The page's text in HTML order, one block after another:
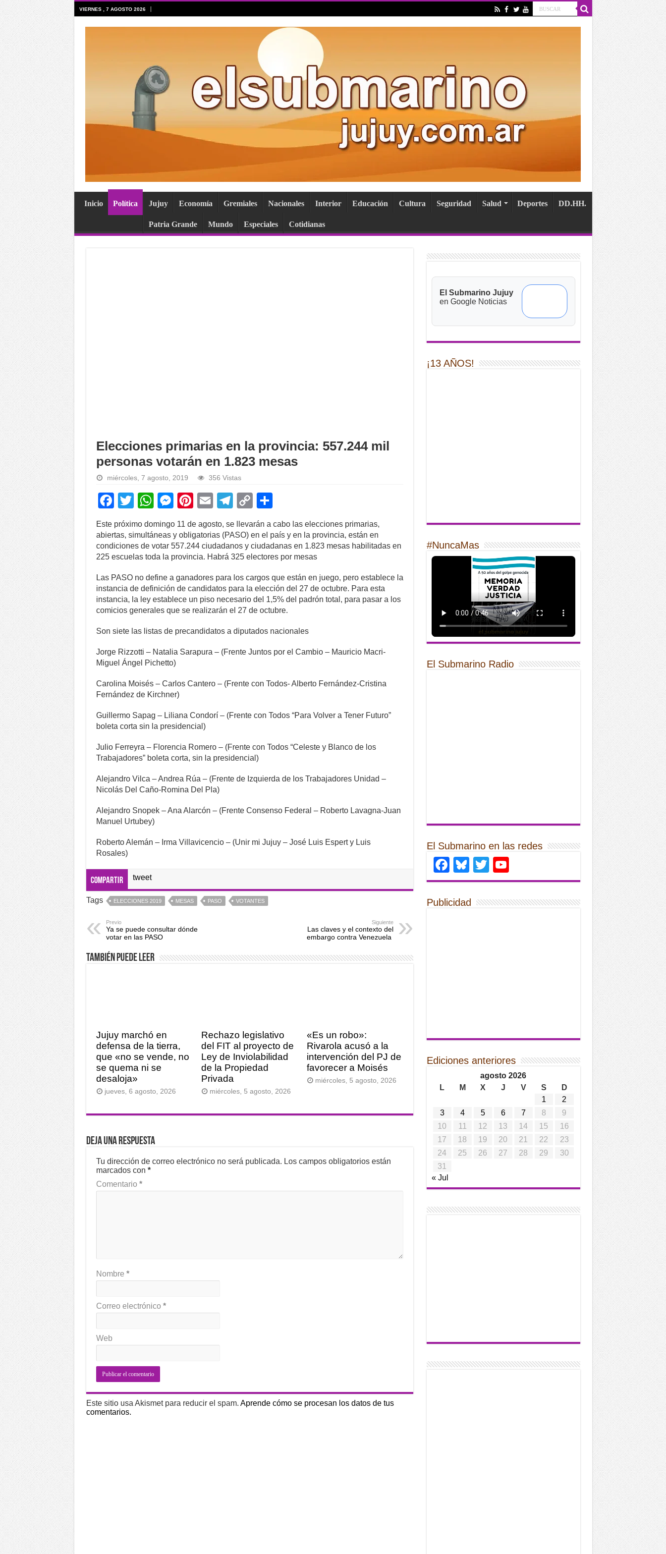
VIERNES , 7 AGOSTO 2026
Inicio Política Jujuy Economía Gremiales Nacionales Interior Educación Cultura Seguridad Salud Deportes DD.HH.
Patria Grande Mundo Especiales Cotidianas
Elecciones primarias en la provincia: 557.244 mil
personas votarán en 1.823 mesas
miércoles, 7 agosto, 2019 356 Vistas
F
c
e
b
o
o
k
T
wi
tt
er
W
h
at
s
A
p
p
M
e
ss
e
n
g
er
Pi
er
e
st
E
ail
T
el
e
gr
a
m
C
o
p
y
Li
n
k
ar
e
Este próximo domingo 11 de agosto, se llevarán a cabo las elecciones primarias,
abiertas, simultáneas y obligatorias (PASO) en el país y en la provincia, están en
condiciones de votar 557.244 ciudadanos y ciudadanas en 1.823 mesas habilitadas en
225 escuelas toda la provincia. Habrá 325 electores por mesas
Las PASO no define a ganadores para los cargos que están en juego, pero establece la
instancia de definición de candidatos para la elección del 27 de octubre. Para esta
instancia, la ley establece un piso necesario del 1,5% del padrón total, para pasar a los
comicios generales que se realizarán el 27 de octubre.
Son siete las listas de precandidatos a diputados nacionales
Jorge Rizzotti – Natalia Sarapura – (Frente Juntos por el Cambio – Mauricio Macri-
Miguel Ángel Pichetto)
Carolina Moisés – Carlos Cantero – (Frente con Todos- Alberto Fernández-Cristina
Fernández de Kirchner)
Guillermo Sapag – Liliana Condorí – (Frente con Todos “Para Volver a Tener Futuro”
boleta corta sin la presidencial)
Julio Ferreyra – Florencia Romero – (Frente con Todos “Celeste y Blanco de los
Trabajadores” boleta corta, sin la presidencial)
Alejandro Vilca – Andrea Rúa – (Frente de Izquierda de los Trabajadores Unidad –
Nicolás Del Caño-Romina Del Pla)
Alejandro Snopek – Ana Alarcón – (Frente Consenso Federal – Roberto Lavagna-Juan
Manuel Urtubey)
Roberto Alemán – Irma Villavicencio – (Unir mi Jujuy – José Luis Espert y Luis
Rosales)
Compartir tweet
Tags ELECCIONES 2019 MESAS PASO VOTANTES
Previo
Ya se puede consultar dónde
votar en las PASO
Siguiente
Las claves y el contexto del
embargo contra Venezuela
También puede leer
Jujuy marchó en
defensa de la tierra,
que «no se vende, no
se quema ni se
desaloja»
jueves, 6 agosto, 2026
Rechazo legislativo
del FIT al proyecto de
Ley de Inviolabilidad
de la Propiedad
Privada
miércoles, 5 agosto, 2026
«Es un robo»:
Rivarola acusó a la
intervención del PJ de
favorecer a Moisés
miércoles, 5 agosto, 2026
Deja una respuesta
Tu dirección de correo electrónico no será publicada. Los campos obligatorios están
marcados con *
Comentario *
Nombre *
Correo electrónico *
Web
Este sitio usa Akismet para reducir el spam. Aprende cómo se procesan los datos de tus
comentarios.
El Submarino Jujuy
en Google Noticias
¡13 AÑOS!
#NuncaMas
El Submarino Radio
El Submarino en las redes
Facebook
Bluesky
Twitter
Publicidad
Ediciones anteriores
agosto 2026
L
M X J V S
D
1
2
3
4 5 6 7 8
9
10
11 12 13 14 15
16
17
18 19 20 21 22
23
24
25 26 27 28 29
30
31
« Jul